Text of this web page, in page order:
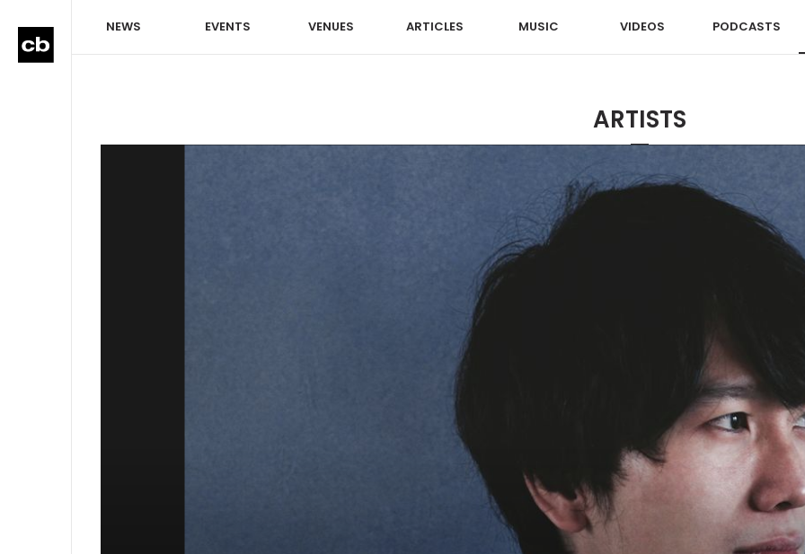
NEWS EVENTS VENUES ARTICLES MUSIC VIDEOS PODCASTS
ARTISTS